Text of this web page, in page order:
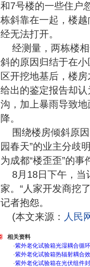
和7号楼的一些住户
栋斜靠在一起，楼
经无法打开。
经测量，两栋楼
斜的原因归结于在
区开挖地基后，楼
给出的鉴定报告却
沟，加上暴雨导致
降。
围绕楼房倾斜原
园春天”的业主分歧
为成都“楼歪歪”的
8月18日下午，
家。“人家开发商挖
记者抱怨。
(本文来源： 人民
相关资料
·紫外老化试验箱光湿耦合循
·紫外老化试验箱热辐射耦合
·紫外老化试验箱在光伏组件